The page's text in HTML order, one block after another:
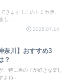
きます！このトミカ博、
も...
2025.07.14
奈川】おすすめ3
？
、特に男の子が好きな楽し
よね...